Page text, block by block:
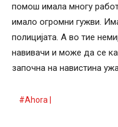
помош имала многу
имало огромни гужви.
полицијата. А во тие
навивачи и може да се
започна на навистина
#Ahora